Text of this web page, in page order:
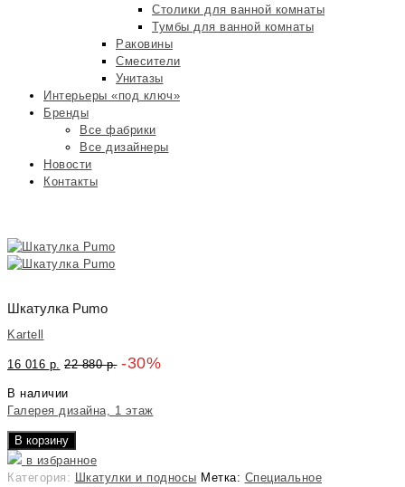
Столики для ванной комнаты
Тумбы для ванной комнаты
Раковины
Смесители
Унитазы
Интерьеры «под ключ»
Бренды
Все фабрики
Все дизайнеры
Новости
Контакты
Шкатулка Pumo
Kartell
16 016 р. 22 880р. -30%
В наличии
Галерея дизайна, 1 этаж
В корзину
в избранное
Категория: Шкатулки и подносы Метка: Специальное